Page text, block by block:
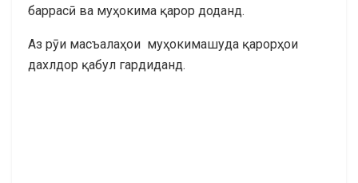
баррасӣ ва муҳокима қарор доданд.
Аз рӯи масъалаҳои муҳокимашуда қарорҳои
дахлдор қабул гардиданд.